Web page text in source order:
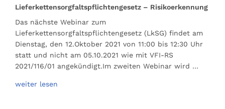
Lieferkettensorgfaltspflichtengesetz – Risikoerkennung
Das nächste Webinar zum
Lieferkettensorgfaltspflichtengesetz (LkSG) findet am
Dienstag, den 12.Oktober 2021 von 11:00 bis 12:30 Uhr
statt und nicht am 05.10.2021 wie mit VFI-RS
2021/116/01 angekündigt.Im zweiten Webinar wird …
weiter lesen